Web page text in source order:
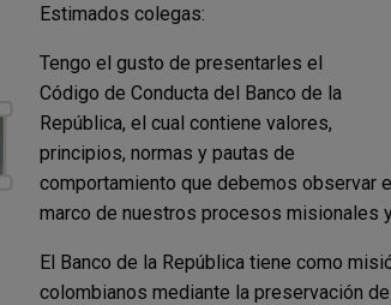
Estimados colegas:
Tengo el gusto de presentarles el
Código de Conducta del Banco de la
República, el cual contiene valores,
principios, normas y pautas de
comportamiento que debemos observar
marco de nuestros procesos misionales
El Banco de la República tiene como
colombianos mediante la preservación